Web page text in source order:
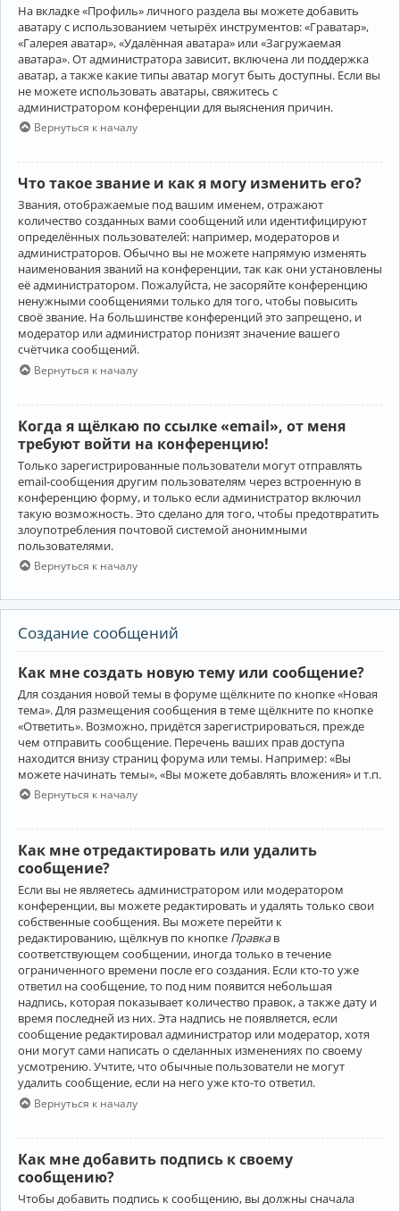
На вкладке «Профиль» личного раздела вы можете добавить
аватару с использованием четырёх инструментов: «Граватар»,
«Галерея аватар», «Удалённая аватара» или «Загружаемая
аватара». От администратора зависит, включена ли поддержка
аватар, а также какие типы аватар могут быть доступны. Если вы
не можете использовать аватары, свяжитесь с
администратором конференции для выяснения причин.
Вернуться к началу
Что такое звание и как я могу изменить его?
Звания, отображаемые под вашим именем, отражают
количество созданных вами сообщений или идентифицируют
определённых пользователей: например, модераторов и
администраторов. Обычно вы не можете напрямую изменять
наименования званий на конференции, так как они установлены
её администратором. Пожалуйста, не засоряйте конференцию
ненужными сообщениями только для того, чтобы повысить
своё звание. На большинстве конференций это запрещено, и
модератор или администратор понизят значение вашего
счётчика сообщений.
Вернуться к началу
Когда я щёлкаю по ссылке «email», от меня
требуют войти на конференцию!
Только зарегистрированные пользователи могут отправлять
email-сообщения другим пользователям через встроенную в
конференцию форму, и только если администратор включил
такую возможность. Это сделано для того, чтобы предотвратить
злоупотребления почтовой системой анонимными
пользователями.
Вернуться к началу
Создание сообщений
Как мне создать новую тему или сообщение?
Для создания новой темы в форуме щёлкните по кнопке «Новая
тема». Для размещения сообщения в теме щёлкните по кнопке
«Ответить». Возможно, придётся зарегистрироваться, прежде
чем отправить сообщение. Перечень ваших прав доступа
находится внизу страниц форума или темы. Например: «Вы
можете начинать темы», «Вы можете добавлять вложения» и т.п.
Вернуться к началу
Как мне отредактировать или удалить
сообщение?
Если вы не являетесь администратором или модератором
конференции, вы можете редактировать и удалять только свои
собственные сообщения. Вы можете перейти к
редактированию, щёлкнув по кнопке Правкав
соответствующем сообщении, иногда только в течение
ограниченного времени после его создания. Если кто-то уже
ответил на сообщение, то под ним появится небольшая
надпись, которая показывает количество правок, а также дату и
время последней из них. Эта надпись не появляется, если
сообщение редактировал администратор или модератор, хотя
они могут сами написать о сделанных изменениях по своему
усмотрению. Учтите, что обычные пользователи не могут
удалить сообщение, если на него уже кто-то ответил.
Вернуться к началу
Как мне добавить подпись к своему
сообщению?
Чтобы добавить подпись к сообщению, вы должны сначала